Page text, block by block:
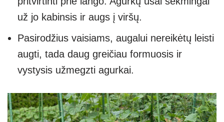
už jo kabinsis ir augs į viršų.
Pasirodžius vaisiams, augalui nereikėtų leisti
augti, tada daug greičiau formuosis ir
vystysis užmegzti agurkai.